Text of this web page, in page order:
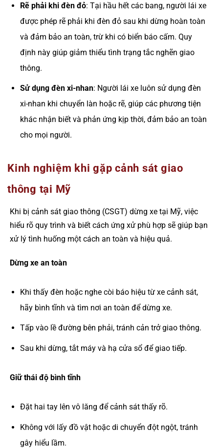
Rẽ phải khi đèn đỏ: Tại hầu hết các bang, người lái xe
được phép rẽ phải khi đèn đỏ sau khi dừng hoàn toàn
và đảm bảo an toàn, trừ khi có biển báo cấm. Quy
định này giúp giảm thiểu tình trạng tắc nghẽn giao
thông.
Sử dụng đèn xi-nhan: Người lái xe luôn sử dụng đèn
xi-nhan khi chuyển làn hoặc rẽ, giúp các phương tiện
khác nhận biết và phản ứng kịp thời, đảm bảo an toàn
cho mọi người.
Kinh nghiệm khi gặp cảnh sát giao
thông tại Mỹ
Khi bị cảnh sát giao thông (CSGT) dừng xe tại Mỹ, việc
hiểu rõ quy trình và biết cách ứng xử phù hợp sẽ giúp bạn
xử lý tình huống một cách an toàn và hiệu quả.
Dừng xe an toàn
Khi thấy đèn hoặc nghe còi báo hiệu từ xe cảnh sát,
hãy bình tĩnh và tìm nơi an toàn để dừng xe.
Tấp vào lề đường bên phải, tránh cản trở giao thông.
Sau khi dừng, tắt máy và hạ cửa sổ để giao tiếp.
Giữ thái độ bình tĩnh
Đặt hai tay lên vô lăng để cảnh sát thấy rõ.
Không với lấy đồ vật hoặc di chuyển đột ngột, tránh
gây hiểu lầm.